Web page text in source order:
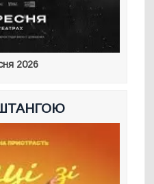
2026
ШТАНГОЮ